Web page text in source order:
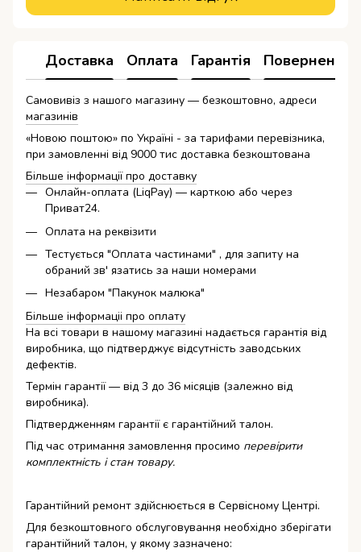
Доставка Оплата Гарантія Повернення
Самовивіз з нашого магазину — безкоштовно, адреси
магазинів
«Новою поштою» по Україні - за тарифами перевізника,
при замовленні від 9000 тис доставка безкоштована
Більше інформації про доставку
Онлайн-оплата (LiqPay) — карткою або через
Приват24.
Оплата на реквізити
Тестується "Оплата частинами" , для запиту на
обраний зв' язатись за наши номерами
Незабаром "Пакунок малюка"
Більше інформаціі про оплату
На всі товари в нашому магазині надається гарантія від
виробника, що підтверджує відсутність заводських
дефектів.
Термін гарантії — від 3 до 36 місяців (залежно від
виробника).
Підтвердженням гарантії є гарантійний талон.
Під час отримання замовлення просимо перевірити
комплектність і стан товару.
Гарантійний ремонт здійснюється в Сервісному Центрі.
Для безкоштовного обслуговування необхідно зберігати
гарантійний талон, у якому зазначено: